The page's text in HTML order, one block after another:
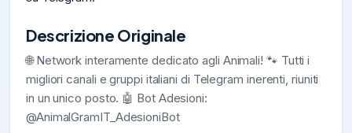
Descrizione Originale
🌐 Network interamente dedicato agli Animali! 🐾 Tutti i
migliori canali e gruppi italiani di Telegram inerenti, riuniti
in un unico posto. 🤖 Bot Adesioni:
@AnimalGramIT_AdesioniBot